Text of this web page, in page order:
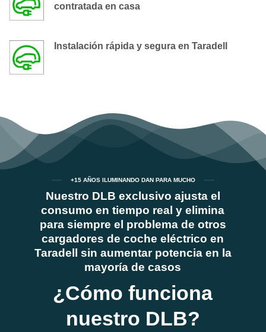
contratada en casa
Instalación rápida y segura en Taradell
+15 AÑOS ILUMINANDO DAN PARA MUCHO
Nuestro DLB exclusivo ajusta el
consumo en tiempo real y elimina
para siempre el problema de otros
cargadores de coche eléctrico en
Taradell sin aumentar potencia en la
mayoría de casos
¿Cómo funciona
nuestro DLB?